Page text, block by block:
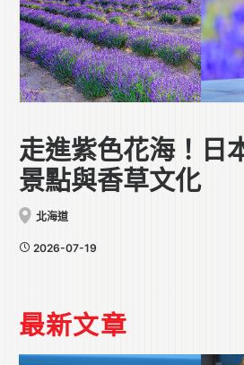
走進紫色花海！日
景點與香草文化
北海道
2026-07-19
最新文章